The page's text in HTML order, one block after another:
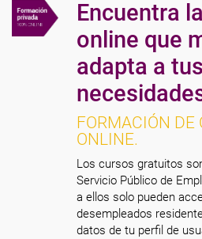
Encuentra
online que
adapta a tus
FORMACIÓN
ONLINE.
Los cursos gratuitos
Servicio Público de
a ellos solo pueden
desempleados
datos de tu perfil de